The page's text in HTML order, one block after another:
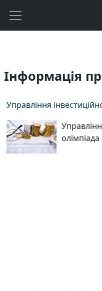
Бокова панель
Інформація
Управління
олімпіада